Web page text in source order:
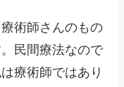
術師さんのもの
民間療法なので
療術師ではあり